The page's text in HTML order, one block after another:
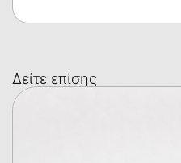
Δείτε επίσης